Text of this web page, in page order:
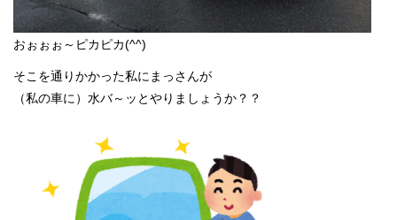
おぉぉぉ～ピカピカ(^^)
そこを通りかかった私にまっさんが
（私の車に）水バ～ッとやりましょうか？？